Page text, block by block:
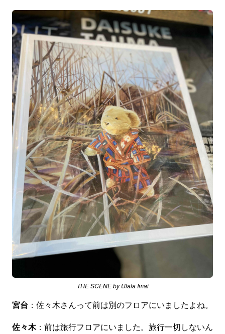
THE SCENE by Ulala Imai
宮台 ：佐々木さんって前は別のフロアにいましたよね。
佐々木：前は旅行フロアにいました。旅行一切しないん